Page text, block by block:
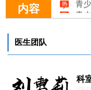
内容
青
医生团队
科